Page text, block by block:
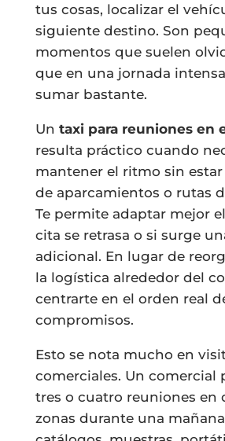
tus cosas, localizar el
siguiente destino. Son
momentos que suelen
que en una jornada
sumar bastante.
Un taxi para reuniones en
resulta práctico cuando
mantener el ritmo sin
de aparcamientos o rutas
Te permite adaptar mejor
cita se retrasa o si surge
adicional. En lugar de
la logística alrededor del
centrarte en el orden real
compromisos.
Esto se nota mucho en
comerciales. Un comercial
tres o cuatro reuniones en
zonas durante una